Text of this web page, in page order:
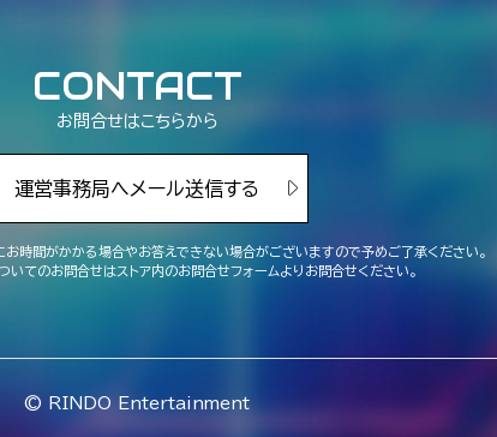
CONTACT
お問合せはこちらから
運営事務局へメール送信する
お時間がかかる場合やお答えできない場合がございますので予めご了承ください。
ついてのお問合せはストア内のお問合せフォームよりお問合せください。
© RINDO Entertainment